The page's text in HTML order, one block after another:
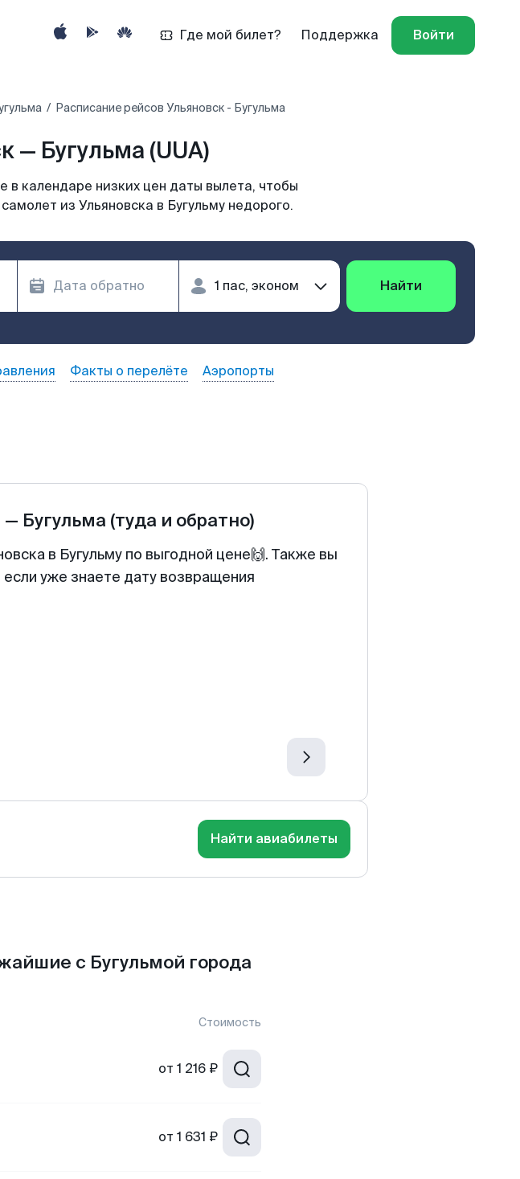
Где мой билет? Поддержка Войти
Расписание рейсов Ульяновск - Бугульма
— Бугульма (UUA)
календаре низких цен даты вылета, чтобы
из Ульяновска в Бугульму недорого.
Найти
Факты о перелёте Аэропорты
— Бугульма (туда и обратно)
в Бугульму по выгодной цене🙌. Также вы
уже знаете дату возвращения
Найти авиабилеты
с Бугульмой города
Стоимость
от 1 216 ₽
от 1 631 ₽